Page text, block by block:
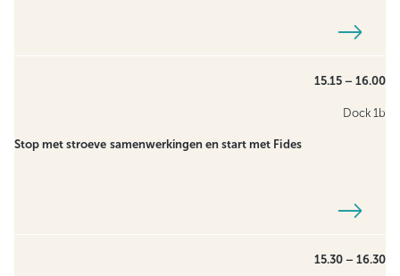
15.15 – 16.00
Dock 1b
Stop met stroeve samenwerkingen en start met Fides
15.30 – 16.30